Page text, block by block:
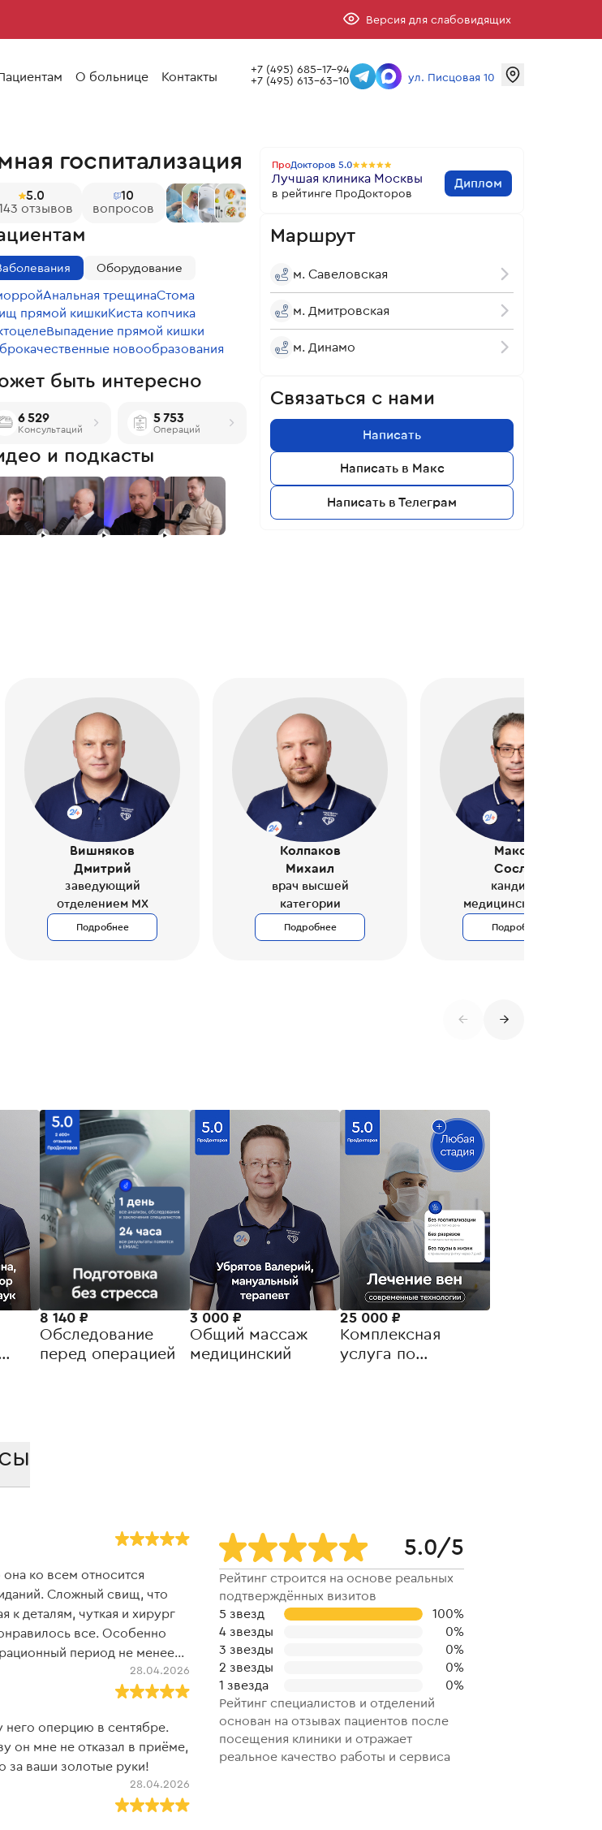
Версия для слабовидящих
О больнице Контакты +7 (495) 685-17-94
+7 (495) 613-63-10 ул. Писцовая 10
госпитализация
5.0
отзывов
10
вопросов
Оборудование
Анальная трещинаСтома
прямой кишкиКиста копчика
Выпадение прямой кишки
новообразования
быть интересно
6 529
Консультаций
5 753
Операций
и подкасты
ПроДокторов 5.0
Лучшая клиника Москвы
в рейтинге ПроДокторов
Диплом
Маршрут
м. Савеловская
м. Дмитровская
м. Динамо
Связаться с нами
Написать
Написать в Макс
Написать в Телеграм
Вишняков
Дмитрий
заведующий
отделением МХ
Подробнее
Колпаков
Михаил
врач высшей
категории
Подробнее
Макоев
Сослан
кандидат
медицинских наук
Подробнее
← →
8 140 ₽
Обследование
перед операцией
3 000 ₽
Общий массаж
медицинский
25 000 ₽
Комплексная
услуга по
ко всем относится
Сложный свищ, что
к деталям, чуткая и хирург
все. Особенно
период не менее
от сложных недугов.28.04.2026
него оперцию в сентябре.
он мне не отказал в приёме,
за ваши золотые руки!
28.04.2026
5.0/5
Рейтинг строится на основе реальных
подтверждённых визитов
5 звезд
100%
4 звезды
0%
3 звезды
0%
2 звезды
0%
1 звезда
0%
Рейтинг специалистов и отделений
основан на отзывах пациентов после
посещения клиники и отражает
реальное качество работы и сервиса